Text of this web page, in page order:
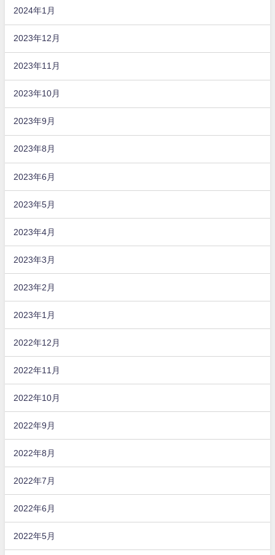
2024年1月
2023年12月
2023年11月
2023年10月
2023年9月
2023年8月
2023年6月
2023年5月
2023年4月
2023年3月
2023年2月
2023年1月
2022年12月
2022年11月
2022年10月
2022年9月
2022年8月
2022年7月
2022年6月
2022年5月